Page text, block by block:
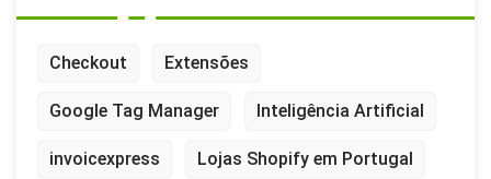
Checkout Extensões
Google Tag Manager Inteligência Artificial
invoicexpress Lojas Shopify em Portugal